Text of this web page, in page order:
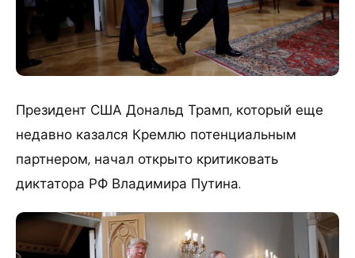
Президент США Дональд Трамп, который еще
недавно казался Кремлю потенциальным
партнером, начал открыто критиковать
диктатора РФ Владимира Путина.